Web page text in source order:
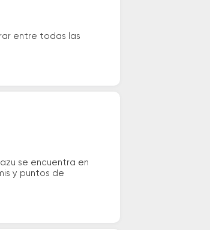
entre todas las
se encuentra en
y puntos de